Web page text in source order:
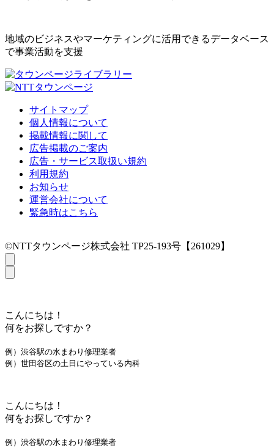
地域のビジネスやマーケティングに活用できるデータベース
で事業活動を支援
サイトマップ
個人情報について
掲載情報に関して
広告掲載のご案内
広告・サービス取扱い規約
利用規約
お知らせ
運営会社について
緊急時はこちら
©NTTタウンページ株式会社 TP25-193号【261029】
こんにちは！
何をお探しですか？
例）渋谷駅の水まわり修理業者
例）世田谷区の土日にやっている内科
こんにちは！
何をお探しですか？
例）渋谷駅の水まわり修理業者